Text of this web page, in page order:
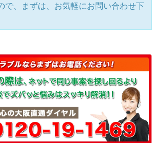
で、まずは、お気軽にお問い合わせ下